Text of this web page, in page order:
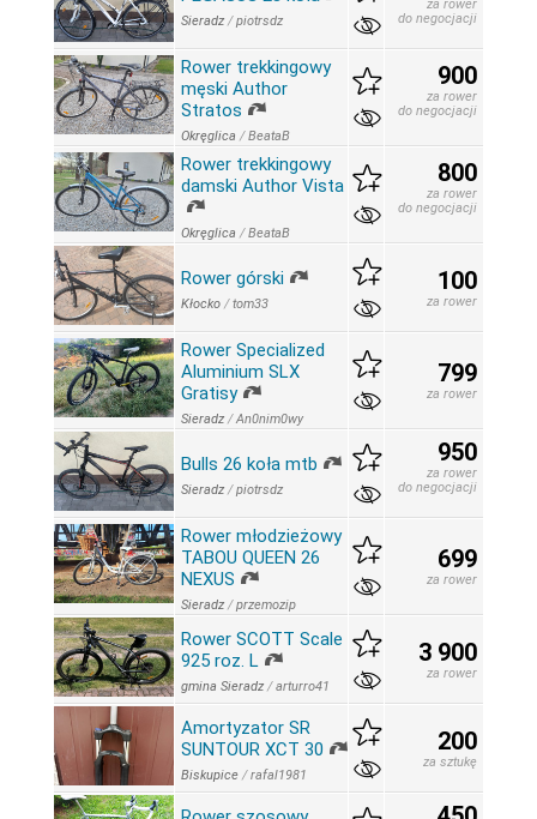
Sieradz /piotrsdz
za rower
do negocjacji
Rower trekkingowy
męski Author
Stratos
Okręglica /BeataB
900
za rower
do negocjacji
Rower trekkingowy
damski Author Vista
Okręglica /BeataB
800
za rower
do negocjacji
Rower górski
Kłocko /tom33
100
za rower
Rower Specialized
Aluminium SLX
Gratisy
Sieradz /An0nim0wy
799
za rower
Bulls 26 koła mtb
Sieradz /piotrsdz
950
za rower
do negocjacji
Rower młodzieżowy
TABOU QUEEN 26
NEXUS
Sieradz /przemozip
699
za rower
Rower SCOTT Scale
925 roz. L
gmina Sieradz /arturro41
3 900
za rower
Amortyzator SR
SUNTOUR XCT 30
Biskupice /rafal1981
200
za sztukę